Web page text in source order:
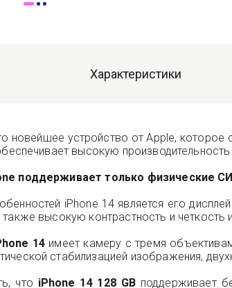
Характеристики
новейшее устройство от Apple,
высокую
поддерживает только физические
iPhone 14 является его
высокую контрастность и четкость
14имеет камеру с тремя
стабилизацией изображения,
что iPhone 14 128 GB поддерживает